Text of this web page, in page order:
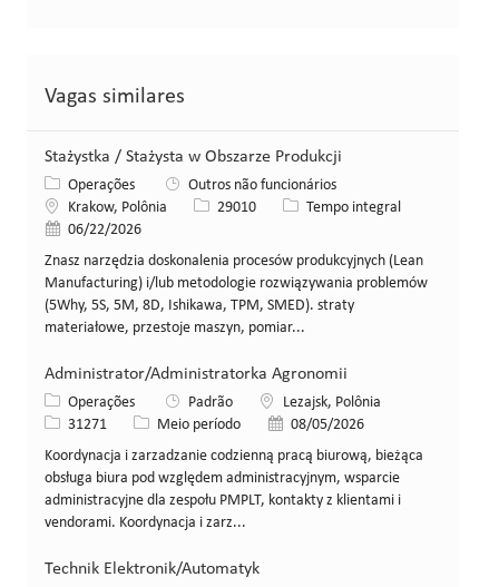
Vagas similares
Stażystka / Stażysta w Obszarze Produkcji
Categoria
Operações
Outros não funcionários
LocalKrakow, Polônia ID da vaga
29010 Tipo de cargo
Tempo integral
Data de publicação
06/22/2026
Znasz narzędzia doskonalenia procesów produkcyjnych (Lean
Manufacturing) i/lub metodologie rozwiązywania problemów
(5Why, 5S, 5M, 8D, Ishikawa, TPM, SMED). straty
materiałowe, przestoje maszyn, pomiar...
Administrator/Administratorka Agronomii
Categoria
Operações Padrão LocalLezajsk, Polônia
ID da vaga
31271 Tipo de cargo
Meio período Data de publicação
08/05/2026
Koordynacja i zarzadzanie codzienną pracą biurową, bieżąca
obsługa biura pod względem administracyjnym, wsparcie
administracyjne dla zespołu PMPLT, kontakty z klientami i
vendorami. Koordynacja i zarz...
Technik Elektronik/Automatyk